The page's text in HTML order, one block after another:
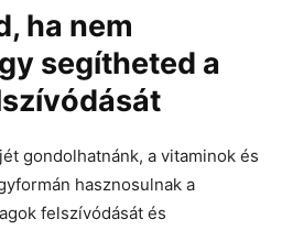
ha nem
segítheted a
gondolhatnánk, a vitaminok és
hasznosulnak a
felszívódását és